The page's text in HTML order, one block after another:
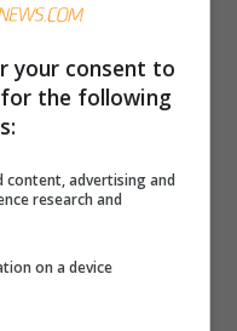
zuppe di
fare molta
visto che i
contengono
che può
tempo
your consent to
the following
content, advertising and
research and
on a device